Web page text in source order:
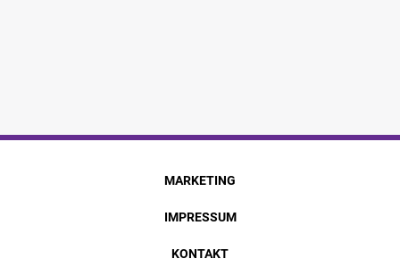
MARKETING
IMPRESSUM
KONTAKT